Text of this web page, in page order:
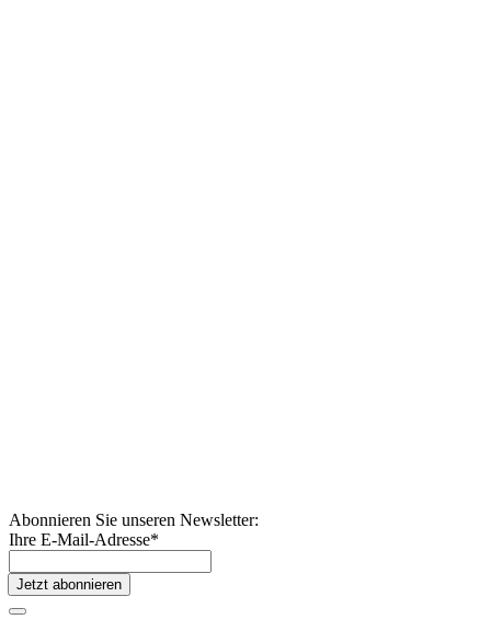
Abonnieren Sie unseren Newsletter:
Ihre E-Mail-Adresse*
Jetzt abonnieren